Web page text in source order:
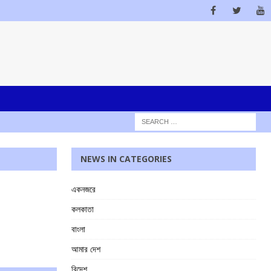
NEWS IN CATEGORIES
একনজরে
কলকাতা
বাংলা
আমার দেশ